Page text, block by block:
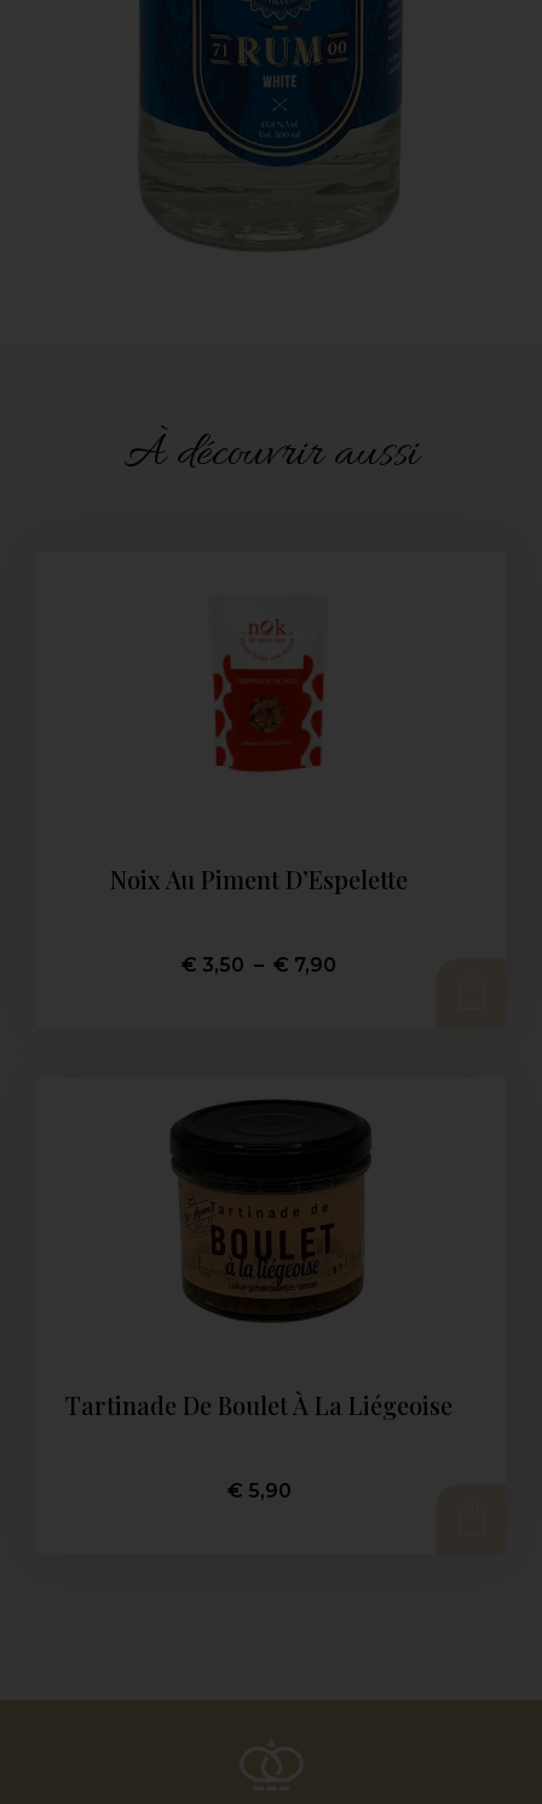
À découvrir aussi
Noix Au Piment D’Espelette
€ 3,50 – € 7,90
Tartinade De Boulet À La Liégeoise
€ 5,90